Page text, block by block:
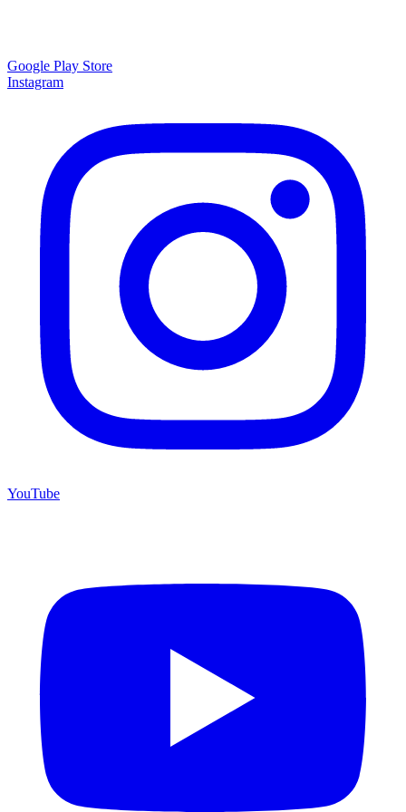
Google Play Store
Instagram
YouTube